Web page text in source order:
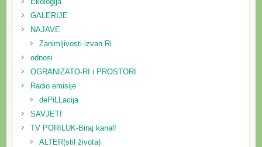
GALERIJE
NAJAVE
Zanimljivosti izvan Ri
odnosi
OGRANIZATO-RI i PROSTORI
Radio emisije
dePiLLacija
SAVJETI
TV PORILUK-Biraj kanal!
ALTER(stil života)